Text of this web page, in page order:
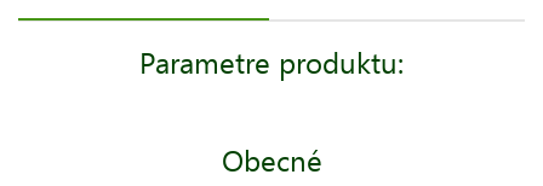
Parametre produktu:
Obecné